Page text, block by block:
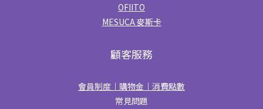
OFIITO
MESUCA 麥斯卡
顧客服務
會員制度｜購物金｜消費點數
常見問題